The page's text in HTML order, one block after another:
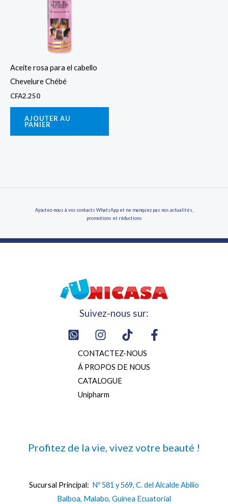
Aceite rosa para el cabello
Chevelure Chébé
CFA2.250
AJOUTER AU
PANIER
Ajoutez-nous à vos contacts WhatsApp et ne manquez pas nos actualités,
promotions et réductions
Suivez-nous sur:
CONTACTEZ-NOUS
Á PROPOS DE NOUS
CATALOGUE
Unipharm
Profitez de la vie, vivez votre beauté !
Sucursal Principal: Nº 581 y 569, C. del Alcalde Abilio
Balboa, Malabo, Guinea Ecuatorial